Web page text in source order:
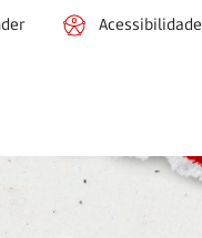
Acessibilidade